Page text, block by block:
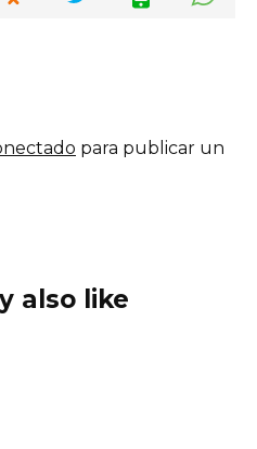
para publicar un
also like